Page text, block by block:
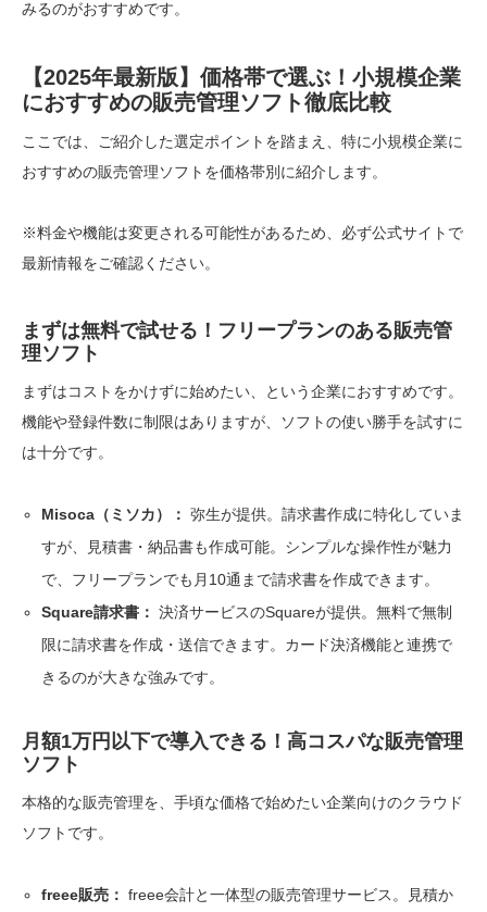
みるのがおすすめです。
【2025年最新版】価格帯で選ぶ！小規模企業
におすすめの販売管理ソフト徹底比較
ここでは、ご紹介した選定ポイントを踏まえ、特に小規模企業に
おすすめの販売管理ソフトを価格帯別に紹介します。
※料金や機能は変更される可能性があるため、必ず公式サイトで
最新情報をご確認ください。
まずは無料で試せる！フリープランのある販売管
理ソフト
まずはコストをかけずに始めたい、という企業におすすめです。
機能や登録件数に制限はありますが、ソフトの使い勝手を試すに
は十分です。
Misoca（ミソカ）： 弥生が提供。請求書作成に特化していま
すが、見積書・納品書も作成可能。シンプルな操作性が魅力
で、フリープランでも月10通まで請求書を作成できます。
Square請求書： 決済サービスのSquareが提供。無料で無制
限に請求書を作成・送信できます。カード決済機能と連携で
きるのが大きな強みです。
月額1万円以下で導入できる！高コスパな販売管理
ソフト
本格的な販売管理を、手頃な価格で始めたい企業向けのクラウド
ソフトです。
freee販売： freee会計と一体型の販売管理サービス。見積か